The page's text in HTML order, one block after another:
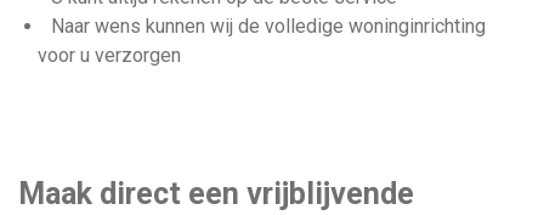
Naar wens kunnen wij de volledige woninginrichting
voor u verzorgen
Maak direct een vrijblijvende